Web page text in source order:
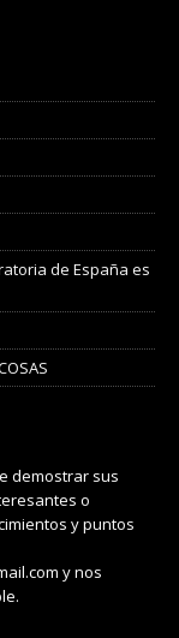
de España es
demostrar sus
o
y puntos
y nos